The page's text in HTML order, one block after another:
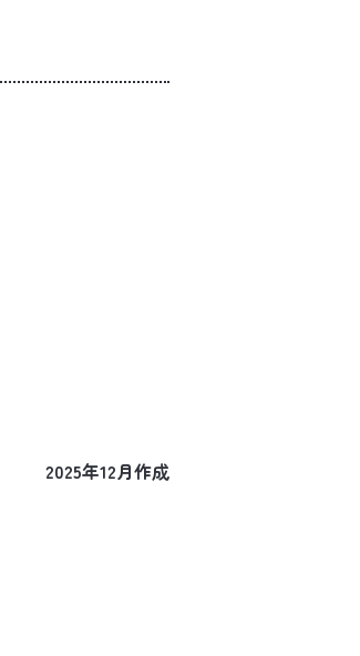
2025年12月作成